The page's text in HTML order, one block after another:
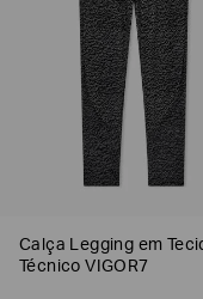
Calça Legging em
Técnico VIGOR7